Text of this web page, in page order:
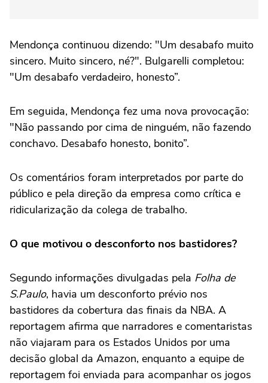
Mendonça continuou dizendo: "Um desabafo muito
sincero. Muito sincero, né?". Bulgarelli completou:
"Um desabafo verdadeiro, honesto”.
Em seguida, Mendonça fez uma nova provocação:
"Não passando por cima de ninguém, não fazendo
conchavo. Desabafo honesto, bonito”.
Os comentários foram interpretados por parte do
público e pela direção da empresa como crítica e
ridicularização da colega de trabalho.
O que motivou o desconforto nos bastidores?
Segundo informações divulgadas pela Folha de
S.Paulo, havia um desconforto prévio nos
bastidores da cobertura das finais da NBA. A
reportagem afirma que narradores e comentaristas
não viajaram para os Estados Unidos por uma
decisão global da Amazon, enquanto a equipe de
reportagem foi enviada para acompanhar os jogos